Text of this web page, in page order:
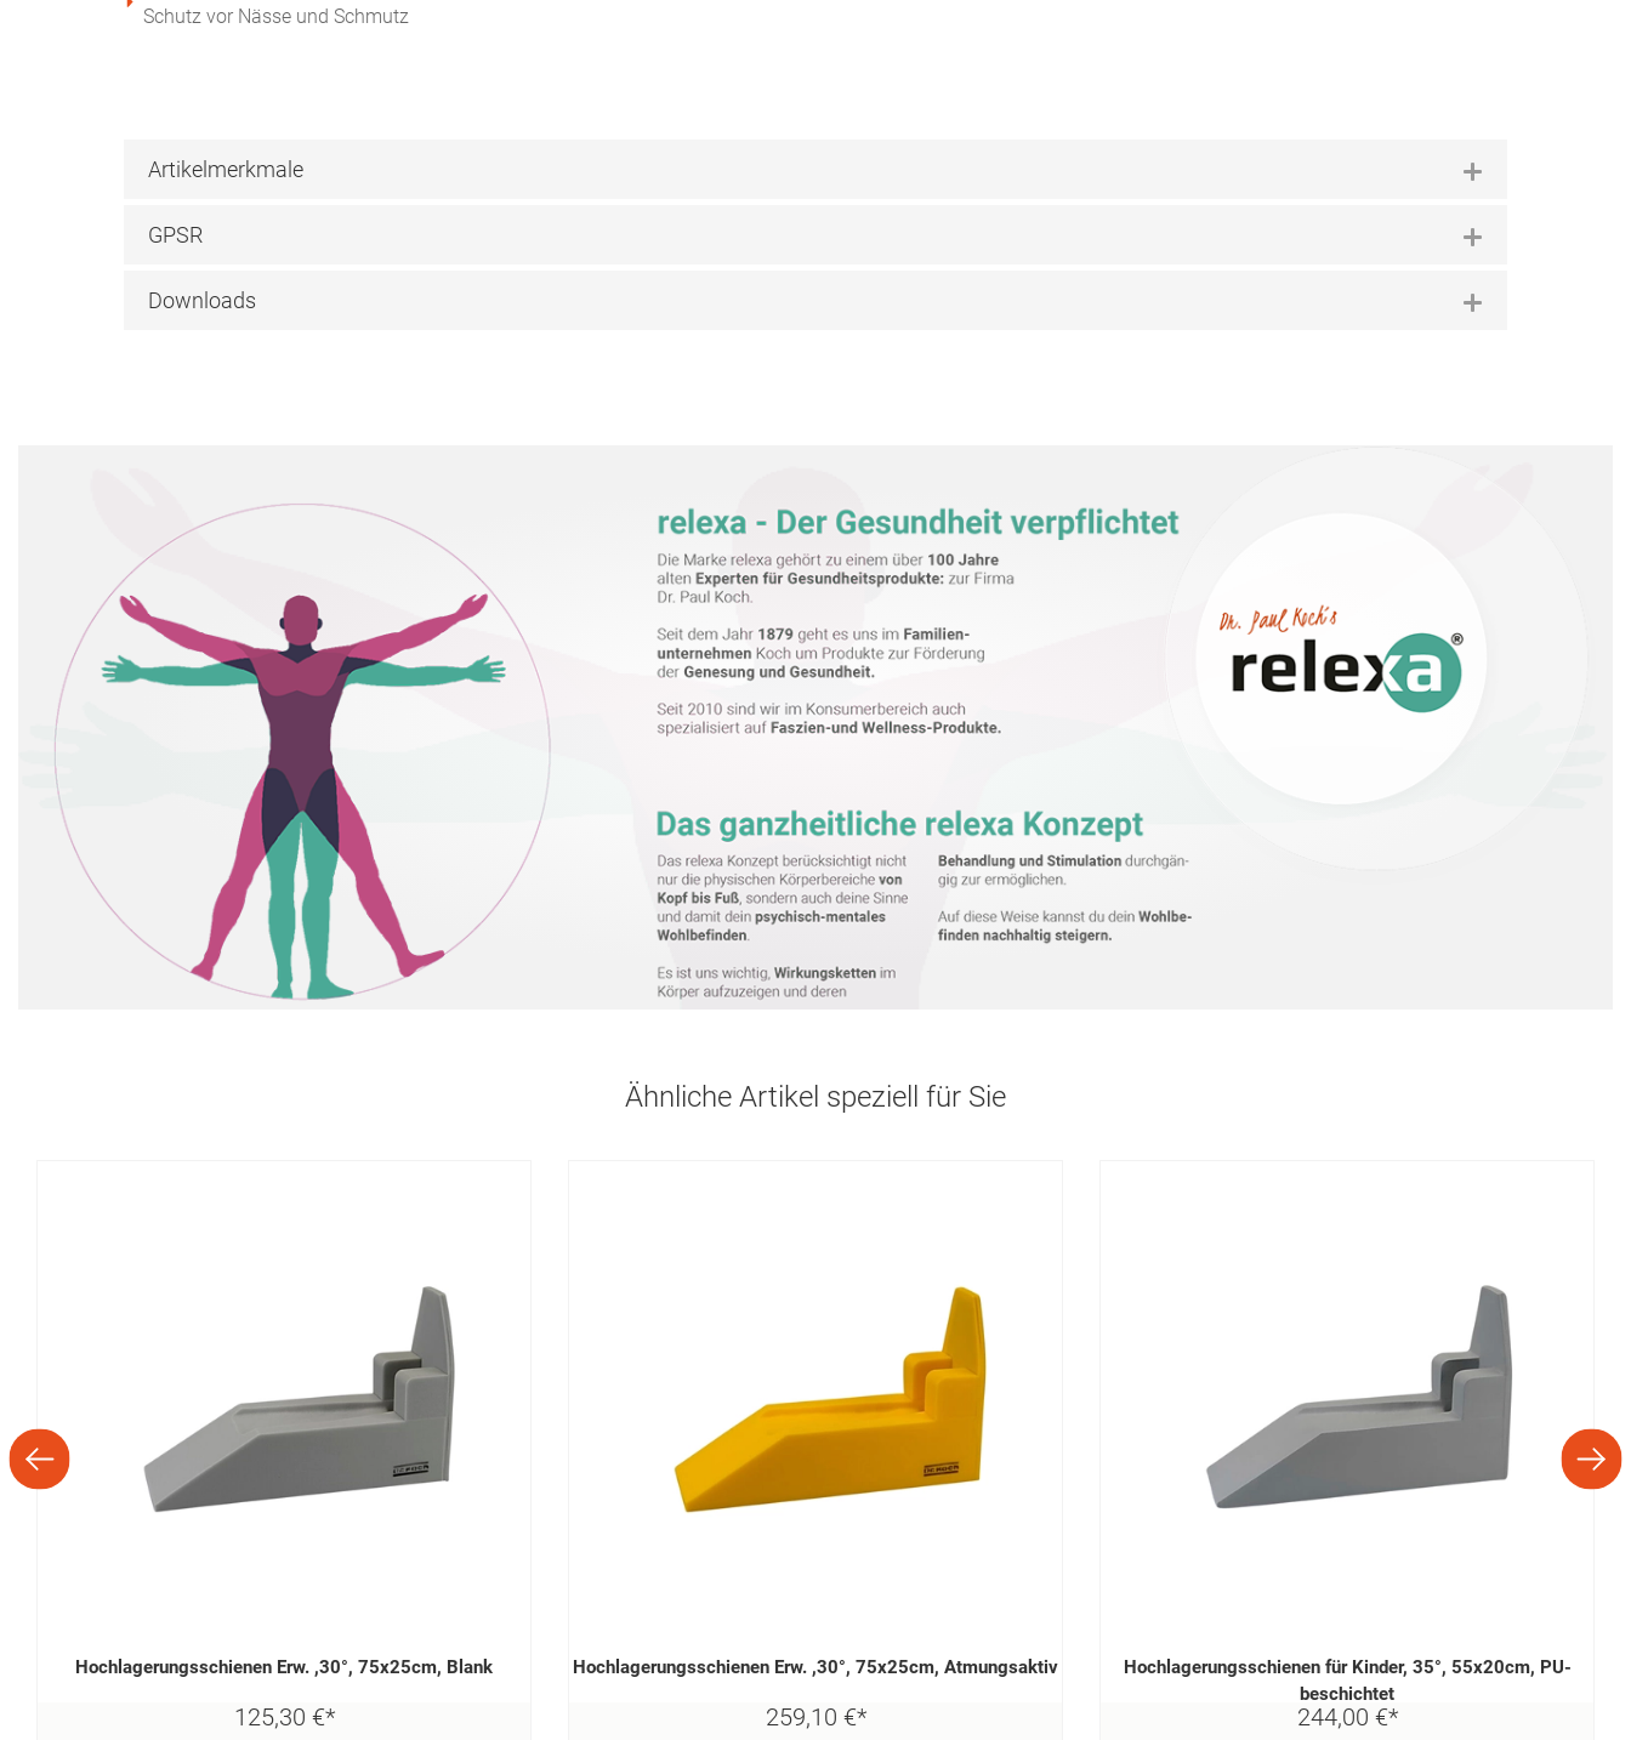
Schutz vor Nässe und Schmutz
Artikelmerkmale
GPSR
Downloads
Ähnliche Artikel speziell für Sie
Hochlagerungsschienen Erw. ,30°, 75x25cm, Blank
125,30 €*
Hochlagerungsschienen Erw. ,30°, 75x25cm, Atmungsaktiv
259,10 €*
Hochlagerungsschienen für Kinder, 35°, 55x20cm, PU-
beschichtet
244,00 €*